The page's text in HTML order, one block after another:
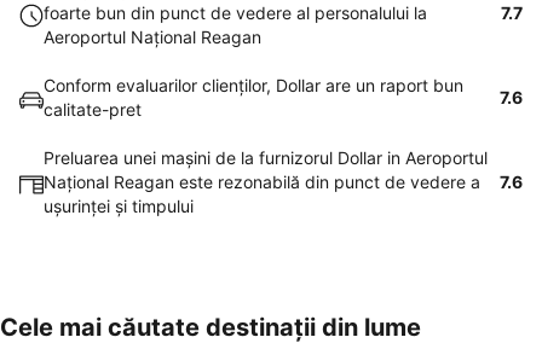
foarte bun din punct de vedere al personalului la
Aeroportul Național Reagan
7.7
Conform evaluarilor clienţilor, Dollar are un raport bun
calitate-pret
7.6
Preluarea unei maşini de la furnizorul Dollar in Aeroportul
Național Reagan este rezonabilă din punct de vedere a
uşurinţei şi timpului
7.6
Cele mai căutate destinații din lume